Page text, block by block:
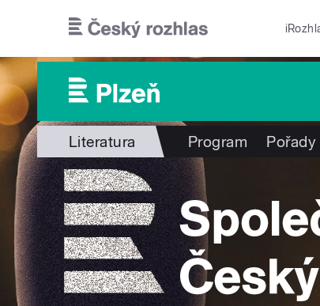
Literatura Program Pořady